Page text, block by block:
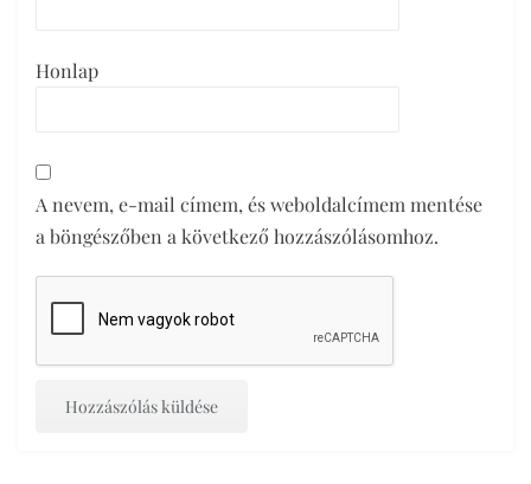
Honlap
A nevem, e-mail címem, és weboldalcímem mentése
a böngészőben a következő hozzászólásomhoz.